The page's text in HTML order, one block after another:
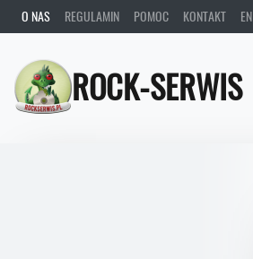
O NAS REGULAMIN POMOC KONTAKT EN
ROCK-SERWIS